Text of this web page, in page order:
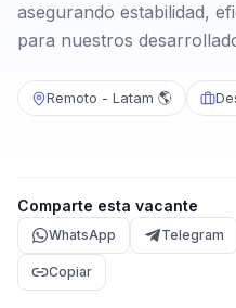
asegurando estabilidad,
para nuestros
Remoto - Latam 🌎
Comparte esta vacante
WhatsApp Telegram
Copiar